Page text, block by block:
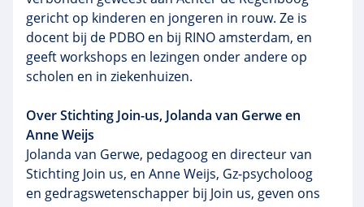
gericht op kinderen en jongeren in rouw. Ze is
docent bij de PDBO en bij RINO amsterdam, en
geeft workshops en lezingen onder andere op
scholen en in ziekenhuizen.
Over Stichting Join-us, Jolanda van Gerwe en
Anne Weijs
Jolanda van Gerwe, pedagoog en directeur van
Stichting Join us, en Anne Weijs, Gz-psycholoog
en gedragswetenschapper bij Join us, geven ons